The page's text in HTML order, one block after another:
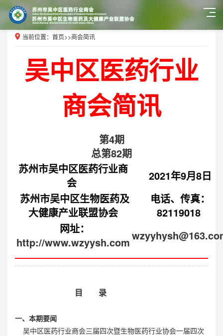
当前位置： 首页>>商会简讯
吴中区医药行业
商会简讯
第4期
总第82期
苏州市吴中区医药行业商
会
2021年9月8日
苏州市吴中区生物医药及
大健康产业联盟协会
电话、传真：
82119018
网址：
http://www.wzyysh.com
目 录
一、本期要闻
吴中区医药行业商会三届四次暨生物医药行业协会一届四次